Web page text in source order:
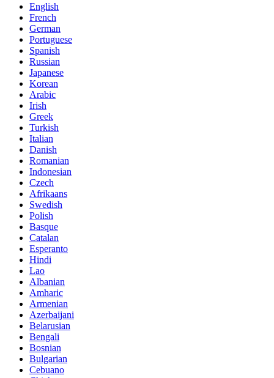
English
French
German
Portuguese
Spanish
Russian
Japanese
Korean
Arabic
Irish
Greek
Turkish
Italian
Danish
Romanian
Indonesian
Czech
Afrikaans
Swedish
Polish
Basque
Catalan
Esperanto
Hindi
Lao
Albanian
Amharic
Armenian
Azerbaijani
Belarusian
Bengali
Bosnian
Bulgarian
Cebuano